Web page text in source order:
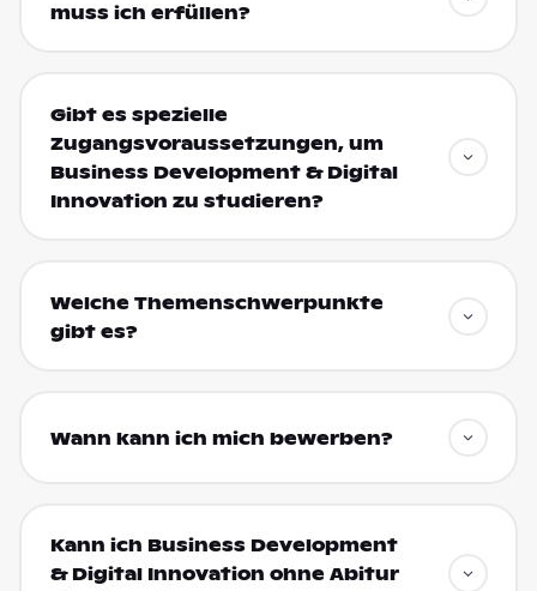
muss ich erfüllen?
Gibt es spezielle
Zugangsvoraussetzungen, um
Business Development & Digital
Innovation zu studieren?
Welche Themenschwerpunkte
gibt es?
Wann kann ich mich bewerben?
Kann ich Business Development
& Digital Innovation ohne Abitur